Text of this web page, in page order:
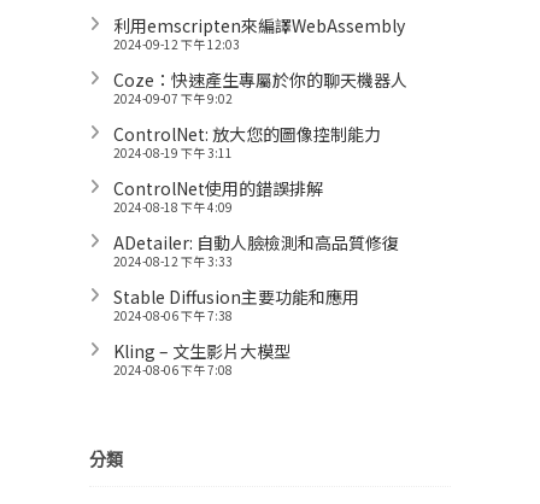
利用emscripten來編譯WebAssembly
2024-09-12 下午 12:03
Coze：快速產生專屬於你的聊天機器人
2024-09-07 下午 9:02
ControlNet: 放大您的圖像控制能力
2024-08-19 下午 3:11
ControlNet使用的錯誤排解
2024-08-18 下午 4:09
ADetailer: 自動人臉檢測和高品質修復
2024-08-12 下午 3:33
Stable Diffusion主要功能和應用
2024-08-06 下午 7:38
Kling – 文生影片大模型
2024-08-06 下午 7:08
分類